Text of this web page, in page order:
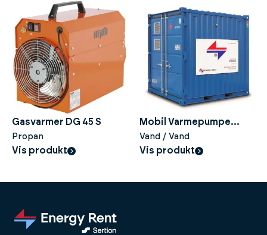
Gasvarmer DG 45 S
Propan
Vis produkt
Mobil Varmepumpe
VP160 VV
Vand / Vand
Vis produkt